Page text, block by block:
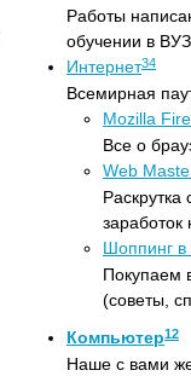
Работы
обучении в
Интернет34
Всемирная
Mozilla
Все о
Web
Раскрутка
заработок
Шоппинг в
Покупаем
(советы,
Компьютер12
Наше с вами